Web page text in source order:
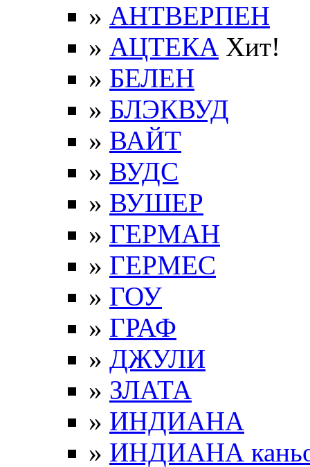
» АНТВЕРПЕН
» АЦТЕКА Хит!
» БЕЛЕН
» БЛЭКВУД
» ВАЙТ
» ВУДС
» ВУШЕР
» ГЕРМАН
» ГЕРМЕС
» ГОУ
» ГРАФ
» ДЖУЛИ
» ЗЛАТА
» ИНДИАНА
» ИНДИАНА